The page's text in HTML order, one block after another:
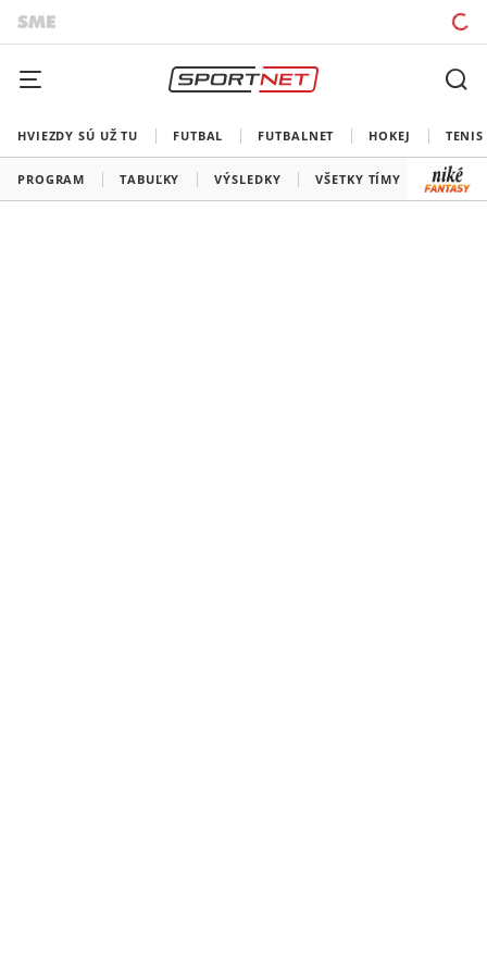
HVIEZDY SÚ UŽ TU FUTBAL FUTBALNET HOKEJ TENIS
PROGRAM TABUĽKY VÝSLEDKY VŠETKY TÍMY